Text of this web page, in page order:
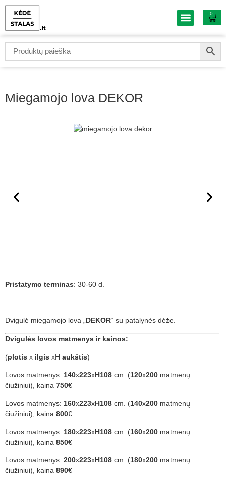
0
Miegamojo lova DEKOR
Pristatymo terminas: 30-60 d.
Dvigulė miegamojo lova „ DEKOR“ su patalynės dėže.
Dvigulės lovos matmenys ir kainos:
(plotis x ilgis xH aukštis)
Lovos matmenys: 140x223xH108 cm. (120x200 matmenų
čiužiniui), kaina 750€
Lovos matmenys: 160x223xH108 cm. (140x200 matmenų
čiužiniui), kaina 800€
Lovos matmenys: 180x223xH108 cm. (160x200 matmenų
čiužiniui), kaina 850€
Lovos matmenys: 200x223xH108 cm. (180x200 matmenų
čiužiniui), kaina 890€